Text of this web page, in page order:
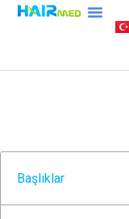
Başlıklar